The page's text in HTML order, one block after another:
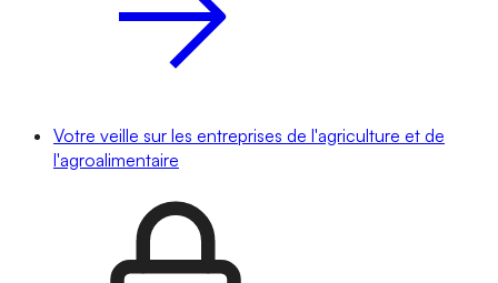
Votre veille sur les entreprises de l'agriculture et de
l'agroalimentaire